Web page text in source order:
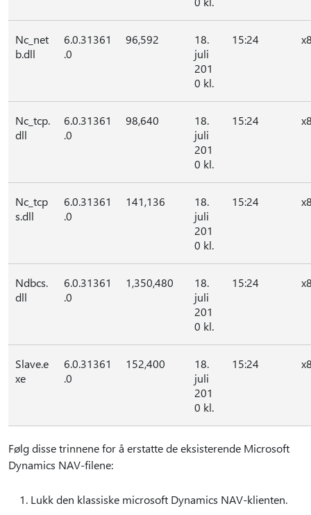
Nc_net
b.dll
6.0.31361
.0
96,592
18.
juli
201
0 kl.
15:24
Nc_tcp.
dll
6.0.31361
.0
98,640
18.
juli
201
0 kl.
15:24
Nc_tcp
s.dll
6.0.31361
.0
141,136
18.
juli
201
0 kl.
15:24
Ndbcs.
dll
6.0.31361
.0
1,350,480
18.
juli
201
0 kl.
15:24
Slave.e
xe
6.0.31361
.0
152,400
18.
juli
201
0 kl.
15:24
Følg disse trinnene for å erstatte de eksisterende Microsoft
Dynamics NAV-filene:
Lukk den klassiske microsoft Dynamics NAV-klienten.